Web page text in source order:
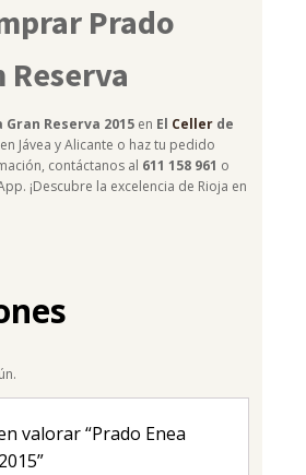
Prado
Reserva
Gran Reserva 2015 en El Celler de
Jávea y Alicante o haz tu pedido
contáctanos al 611 158 961 o
¡Descubre la excelencia de Rioja en
valorar “Prado Enea